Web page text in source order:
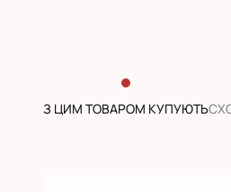
З ЦИМ ТОВАРОМ КУПУЮТЬ